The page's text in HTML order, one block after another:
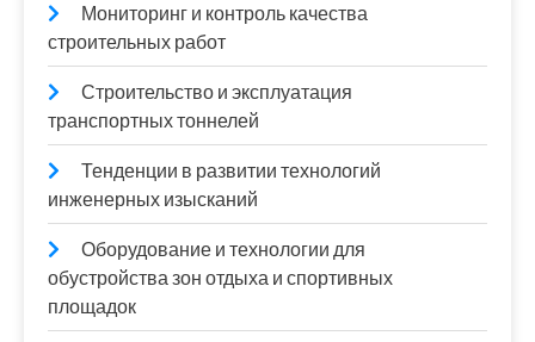
Мониторинг и контроль качества
строительных работ
Строительство и эксплуатация
транспортных тоннелей
Тенденции в развитии технологий
инженерных изысканий
Оборудование и технологии для
обустройства зон отдыха и спортивных
площадок